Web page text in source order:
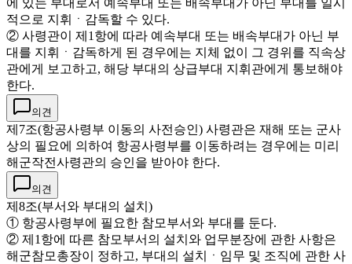
적으로 지휘ㆍ감독할 수 있다.
② 사령관이 제1항에 따라 예속부대 또는 배속부대가 아닌 부
대를 지휘ㆍ감독하게 된 경우에는 지체 없이 그 경위를 직속상
관에게 보고하고, 해당 부대의 상급부대 지휘관에게 통보해야
한다.
의견
제7조(항공사령부 이동의 사전승인) 사령관은 재해 또는 군사
상의 필요에 의하여 항공사령부를 이동하려는 경우에는 미리
해군작전사령관의 승인을 받아야 한다.
의견
제8조(부서와 부대의 설치)
① 항공사령부에 필요한 참모부서와 부대를 둔다.
② 제1항에 따른 참모부서의 설치와 업무분장에 관한 사항은
해군참모총장이 정하고, 부대의 설치ㆍ임무 및 조직에 관한 사